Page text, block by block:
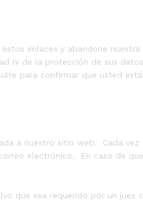
enlaces y abandone nuestra
ni de la protección de sus
para confirmar que usted
a nuestro sitio web. Cada vez
electrónico. En caso de
que sea requerido por un juez